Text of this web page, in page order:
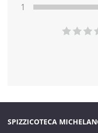
1
SPIZZICOTECA